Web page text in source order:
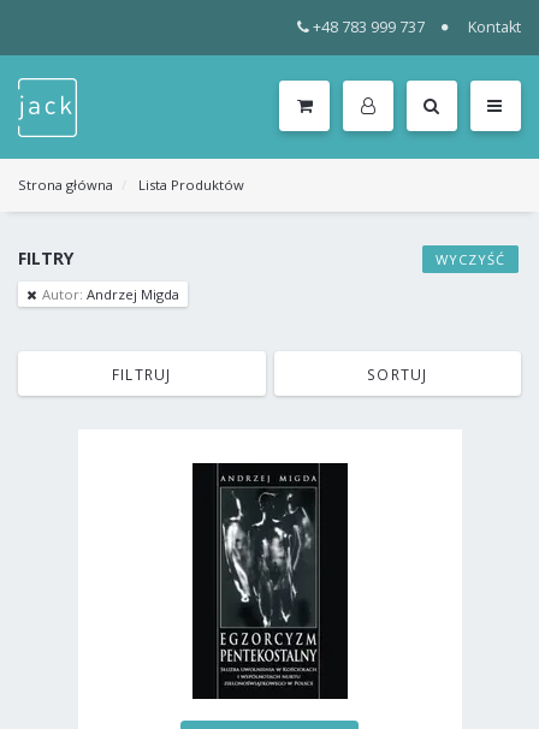
+48 783 999 737 Kontakt
KATEGORIE
MENU
Strona główna Lista Produktów
FILTRY
WYCZYŚĆ
Autor: Andrzej Migda
FILTRUJ SORTUJ